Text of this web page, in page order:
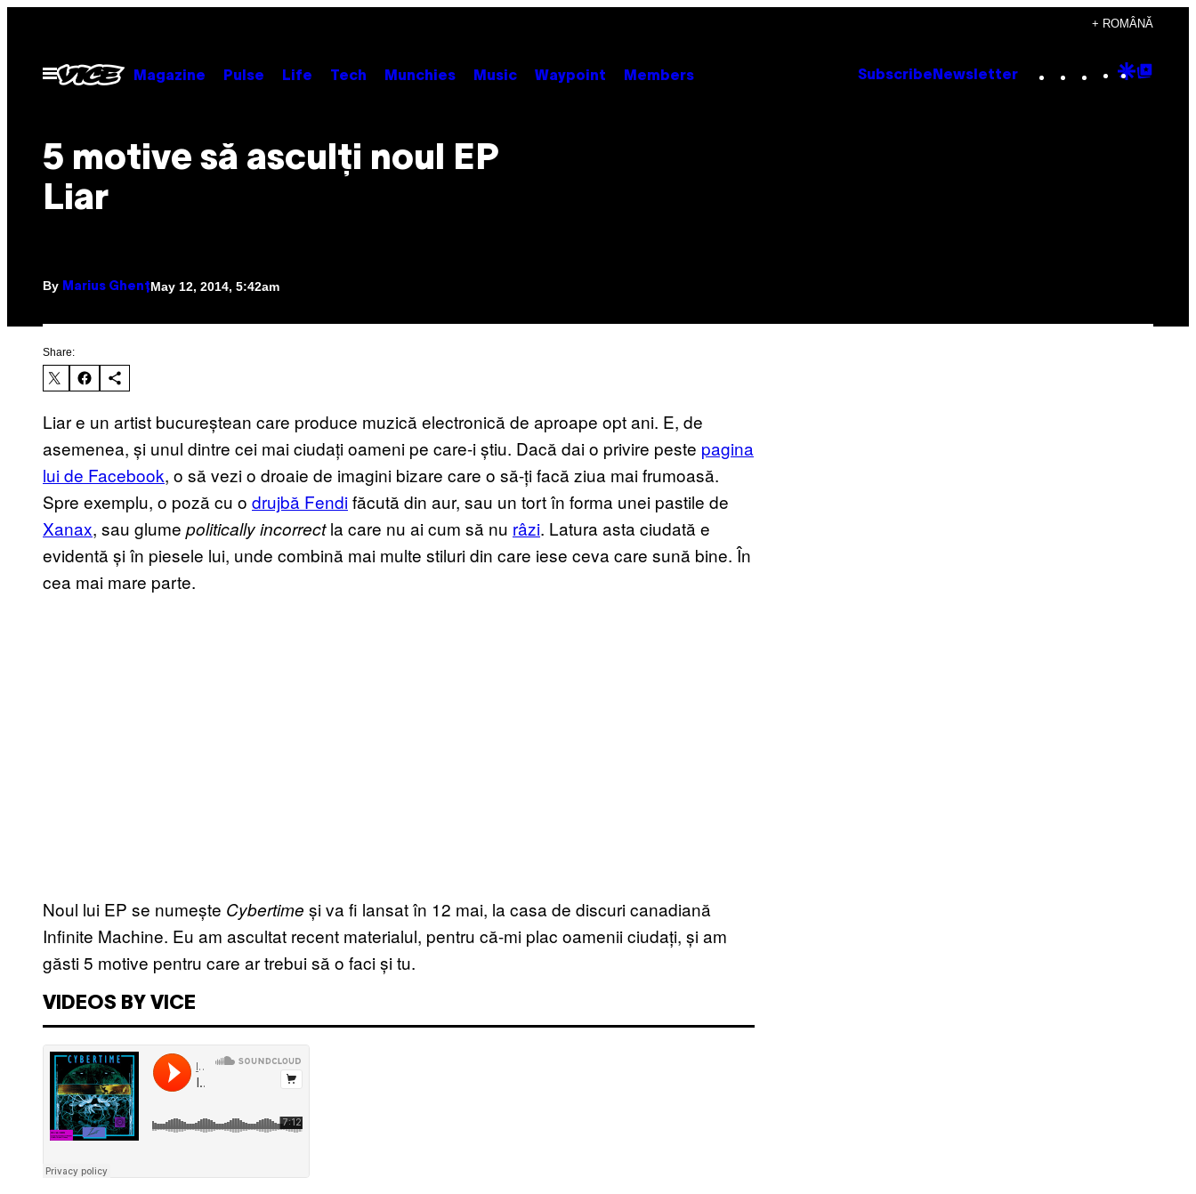
content
+ ROMÂNĂ
Open
Menu
Magazine Pulse Life Tech Munchies Music Waypoint Members Subscribe Newsletter Instagram
TikTok
YouTube
Google
5 motive să asculți noul EP
Liar
By Marius GhențMay 12, 2014, 5:42am
Share:
Liar e un artist bucureștean care produce muzică electronică de aproape opt ani. E, de
asemenea, și unul dintre cei mai ciudați oameni pe care-i știu. Dacă dai o privire peste pagina
lui de Facebook, o să vezi o droaie de imagini bizare care o să-ți facă ziua mai frumoasă.
Spre exemplu, o poză cu o drujbă Fendifăcută din aur, sau un tort în forma unei pastile de
Xanax, sau glume politically incorrectla care nu ai cum să nu râzi. Latura asta ciudată e
evidentă și în piesele lui, unde combină mai multe stiluri din care iese ceva care sună bine. În
cea mai mare parte.
Noul lui EP se numește Cybertime și va fi lansat în 12 mai, la casa de discuri canadiană
Infinite Machine. Eu am ascultat recent materialul, pentru că-mi plac oamenii ciudați, și am
găsti 5 motive pentru care ar trebui să o faci și tu.
VIDEOS BY VICE